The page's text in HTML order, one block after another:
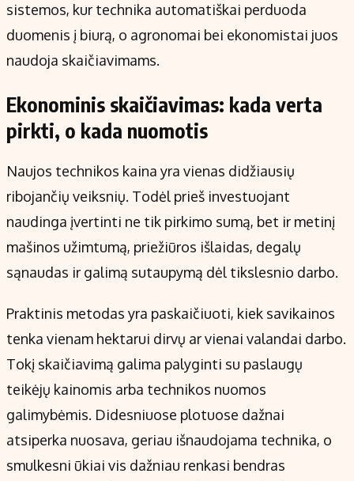
sistemos, kur technika automatiškai perduoda
duomenis į biurą, o agronomai bei ekonomistai juos
naudoja skaičiavimams.
Ekonominis skaičiavimas: kada verta
pirkti, o kada nuomotis
Naujos technikos kaina yra vienas didžiausių
ribojančių veiksnių. Todėl prieš investuojant
naudinga įvertinti ne tik pirkimo sumą, bet ir metinį
mašinos užimtumą, priežiūros išlaidas, degalų
sąnaudas ir galimą sutaupymą dėl tikslesnio darbo.
Praktinis metodas yra paskaičiuoti, kiek savikainos
tenka vienam hektarui dirvų ar vienai valandai darbo.
Tokį skaičiavimą galima palyginti su paslaugų
teikėjų kainomis arba technikos nuomos
galimybėmis. Didesniuose plotuose dažnai
atsiperka nuosava, geriau išnaudojama technika, o
smulkesni ūkiai vis dažniau renkasi bendras